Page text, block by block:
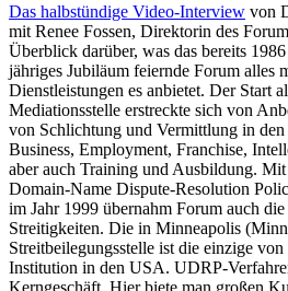
Das halbstündige Video-Interview von
mit Renee Fossen, Direktorin des
Überblick darüber, was das bereits
jähriges Jubiläum feiernde Forum alles
Dienstleistungen es anbietet. Der Start
Mediationsstelle erstreckte sich von
von Schlichtung und Vermittlung in
Business, Employment, Franchise,
aber auch Training und Ausbildung.
Domain-Name Dispute-Resolution
im Jahr 1999 übernahm Forum auch
Streitigkeiten. Die in Minneapolis
Streitbeilegungsstelle ist die einzige
Institution in den USA. UDRP-
Kerngeschäft. Hier biete man großen